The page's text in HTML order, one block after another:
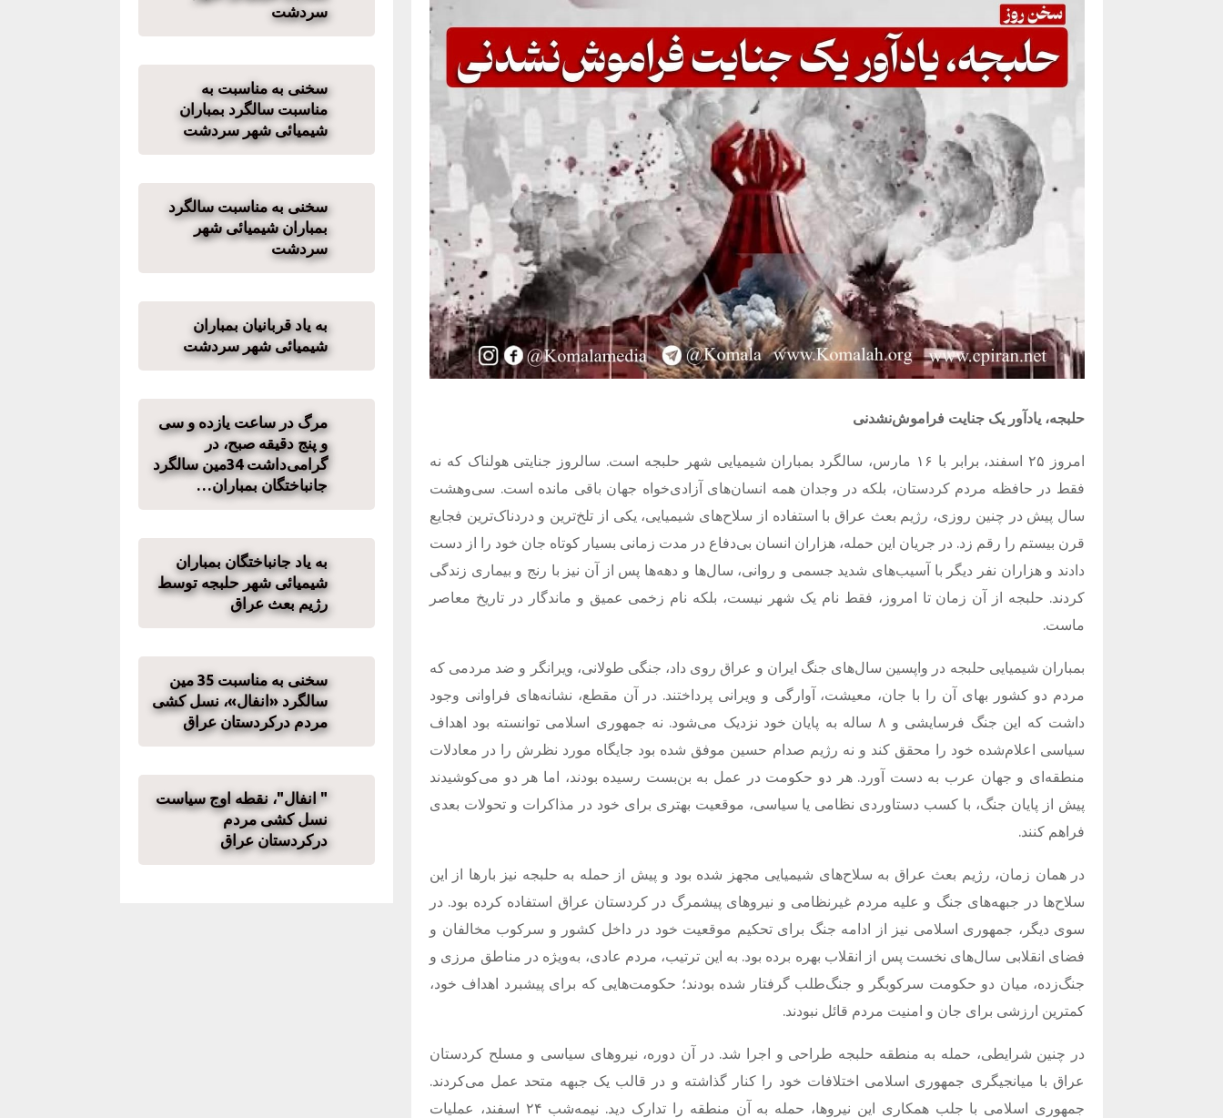
حلبجه، یادآور یک جنایت فراموش‌نشدنی
امروز ۲۵ اسفند، برابر با ۱۶ مارس، سالگرد بمباران شیمیایی شهر حلبجه است. سالروز جنایتی هولناک که نه
فقط در حافظه مردم کردستان، بلکه در وجدان همه انسان‌های آزادی‌خواه جهان باقی مانده است. سی‌وهشت
سال پیش در چنین روزی، رژیم بعث عراق با استفاده از سلاح‌های شیمیایی، یکی از تلخ‌ترین و دردناک‌ترین فجایع
قرن بیستم را رقم زد. در جریان این حمله، هزاران انسان بی‌دفاع در مدت زمانی بسیار کوتاه جان خود را از دست
دادند و هزاران نفر دیگر با آسیب‌های شدید جسمی و روانی، سال‌ها و دهه‌ها پس از آن نیز با رنج و بیماری زندگی
کردند. حلبجه از آن زمان تا امروز، فقط نام یک شهر نیست، بلکه نام زخمی عمیق و ماندگار در تاریخ معاصر
ماست.
بمباران شیمیایی حلبجه در واپسین سال‌های جنگ ایران و عراق روی داد، جنگی طولانی، ویرانگر و ضد مردمی که
مردم دو کشور بهای آن را با جان، معیشت، آوارگی و ویرانی پرداختند. در آن مقطع، نشانه‌های فراوانی وجود
داشت که این جنگ فرسایشی و ۸ ساله به پایان خود نزدیک می‌شود. نه جمهوری اسلامی توانسته بود اهداف
سیاسی اعلام‌شده خود را محقق کند و نه رژیم صدام حسین موفق شده بود جایگاه مورد نظرش را در معادلات
منطقه‌ای و جهان عرب به دست آورد. هر دو حکومت در عمل به بن‌بست رسیده بودند، اما هر دو می‌کوشیدند
پیش از پایان جنگ، با کسب دستاوردی نظامی یا سیاسی، موقعیت بهتری برای خود در مذاکرات و تحولات بعدی
فراهم کنند.
در همان زمان، رژیم بعث عراق به سلاح‌های شیمیایی مجهز شده بود و پیش از حمله به حلبجه نیز بارها از این
سلاح‌ها در جبهه‌های جنگ و علیه مردم غیرنظامی و نیروهای پیشمرگ در کردستان عراق استفاده کرده بود. در
سوی دیگر، جمهوری اسلامی نیز از ادامه جنگ برای تحکیم موقعیت خود در داخل کشور و سرکوب مخالفان و
فضای انقلابی سال‌های نخست پس از انقلاب بهره برده بود. به این ترتیب، مردم عادی، به‌ویژه در مناطق مرزی و
جنگ‌زده، میان دو حکومت سرکوبگر و جنگ‌طلب گرفتار شده بودند؛ حکومت‌هایی که برای پیشبرد اهداف خود،
کمترین ارزشی برای جان و امنیت مردم قائل نبودند.
در چنین شرایطی، حمله به منطقه حلبجه طراحی و اجرا شد. در آن دوره، نیروهای سیاسی و مسلح کردستان
عراق با میانجیگری جمهوری اسلامی اختلافات خود را کنار گذاشته و در قالب یک جبهه متحد عمل می‌کردند.
جمهوری اسلامی با جلب همکاری این نیروها، حمله به آن منطقه را تدارک دید. نیمه‌شب ۲۴ اسفند، عملیات
سردشت
سخنی به مناسبت به
مناسبت سالگرد بمباران
شیمیائی شهر سردشت
سخنی به مناسبت سالگرد
بمباران شیمیائی شهر
سردشت
به یاد قربانیان بمباران
شیمیائی شهر سردشت
مرگ در ساعت یازدە و سی
و پنج دقیقه صبح، در
گرامی‌داشت 34مین سالگرد
جانباختگان بمباران…
به یاد جانباختگان بمباران
شیمیائی شهر حلبجه توسط
رژیم بعث عراق
سخنی به مناسبت 35 مین
سالگرد «انفال»، نسل کشی
مردم درکردستان عراق
" انفال"، نقطه اوج سیاست
نسل کشی مردم
درکردستان عراق